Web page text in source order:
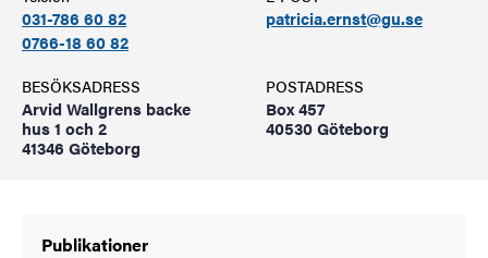
031-786 60 82
0766-18 60 82
patricia.ernst@gu.se
BESÖKSADRESS
Arvid Wallgrens backe
hus 1 och 2
41346 Göteborg
POSTADRESS
Box 457
40530 Göteborg
Publikationer